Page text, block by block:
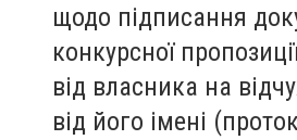
щодо підписання
конкурсної
від власника на
від його імені